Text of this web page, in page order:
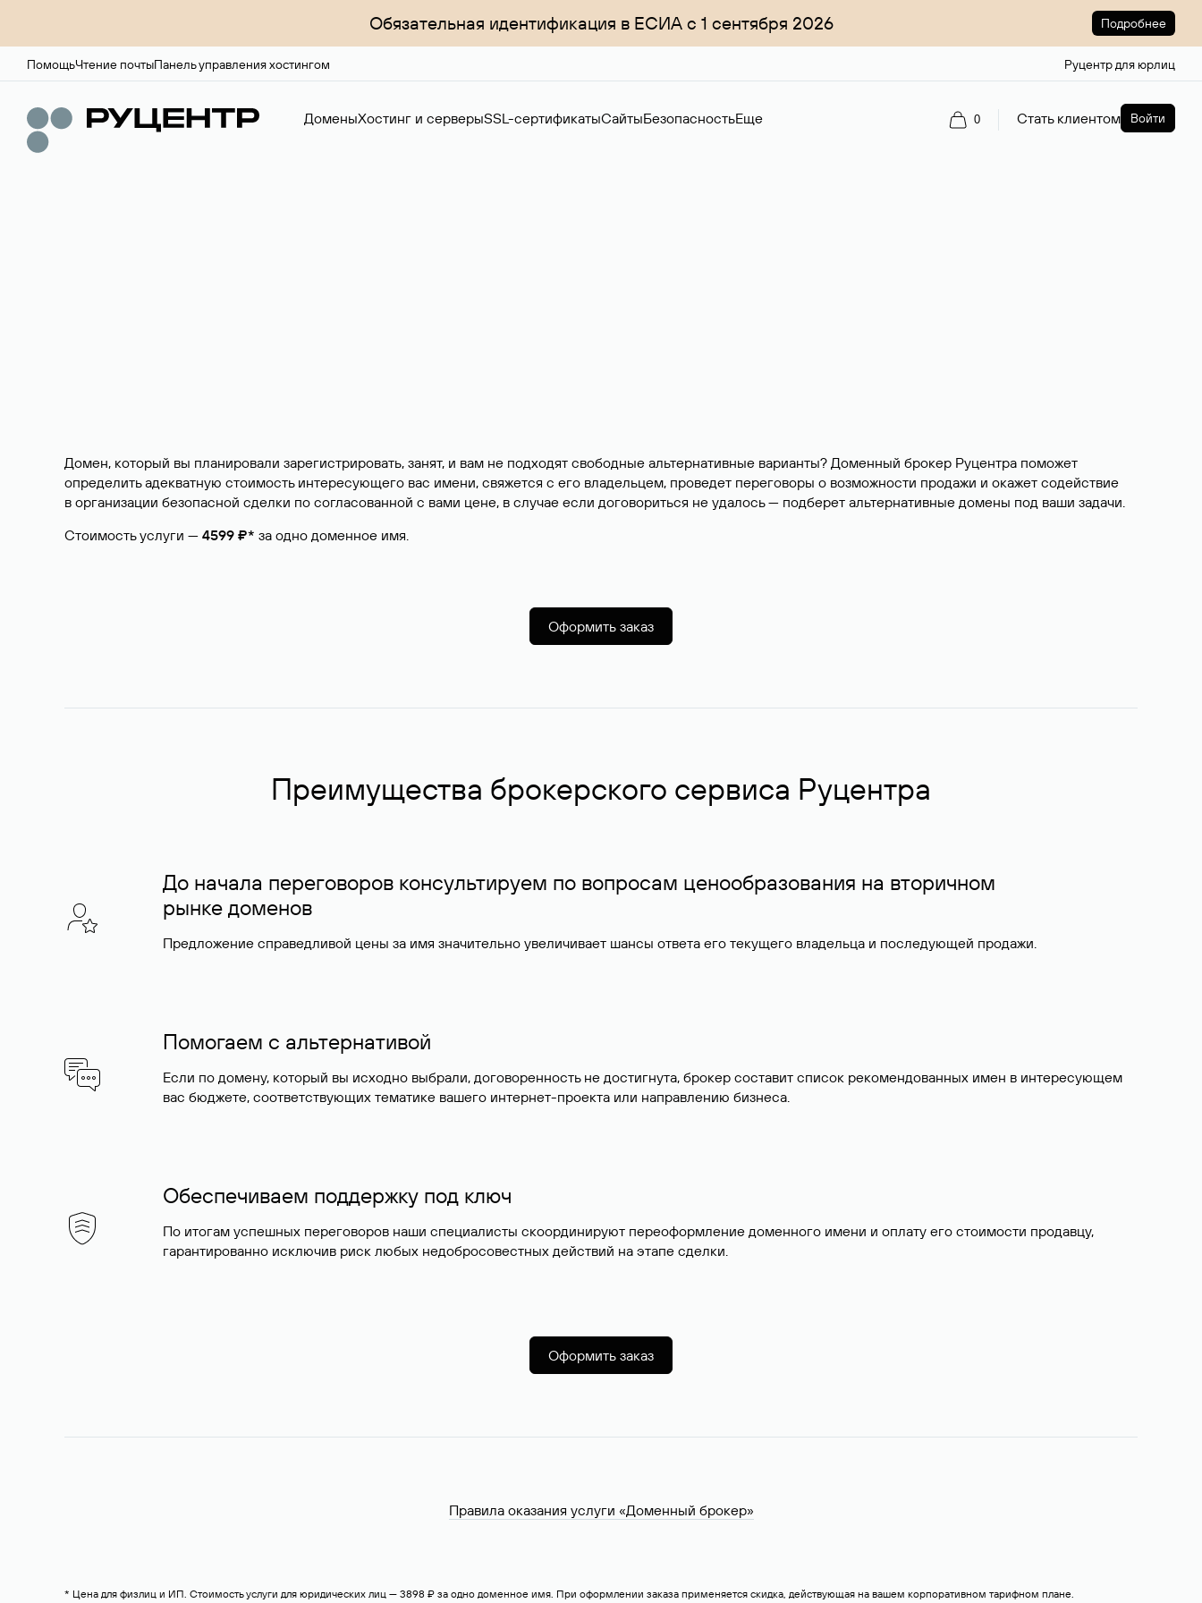
Обязательная идентификация в ЕСИА с 1 сентября 2026 Подробнее
ПомощьЧтение почтыПанель управления хостингом Руцентр для юрлиц
ДоменыХостинг и серверыSSL-сертификатыСайтыБезопасностьЕще 0 Стать клиентом Войти
Домен, который вы планировали зарегистрировать, занят, и вам не подходят свободные альтернативные варианты? Доменный брокер Руцентра поможет
определить адекватную стоимость интересующего вас имени, свяжется с его владельцем, проведет переговоры о возможности продажи и окажет содействие
в организации безопасной сделки по согласованной с вами цене, в случае если договориться не удалось — подберет альтернативные домены под ваши задачи.
Стоимость услуги — 4599 ₽* за одно доменное имя.
Оформить заказ
Преимущества брокерского сервиса Руцентра
До начала переговоров консультируем по вопросам ценообразования на вторичном
рынке доменов
Предложение справедливой цены за имя значительно увеличивает шансы ответа его текущего владельца и последующей продажи.
Помогаем с альтернативой
Если по домену, который вы исходно выбрали, договоренность не достигнута, брокер составит список рекомендованных имен в интересующем
вас бюджете, соответствующих тематике вашего интернет-проекта или направлению бизнеса.
Обеспечиваем поддержку под ключ
По итогам успешных переговоров наши специалисты скоординируют переоформление доменного имени и оплату его стоимости продавцу,
гарантированно исключив риск любых недобросовестных действий на этапе сделки.
Оформить заказ
Правила оказания услуги «Доменный брокер»
* Цена для физлиц и ИП. Стоимость услуги для юридических лиц — 3898 ₽ за одно доменное имя. При оформлении заказа применяется скидка, действующая на вашем корпоративном тарифном плане.